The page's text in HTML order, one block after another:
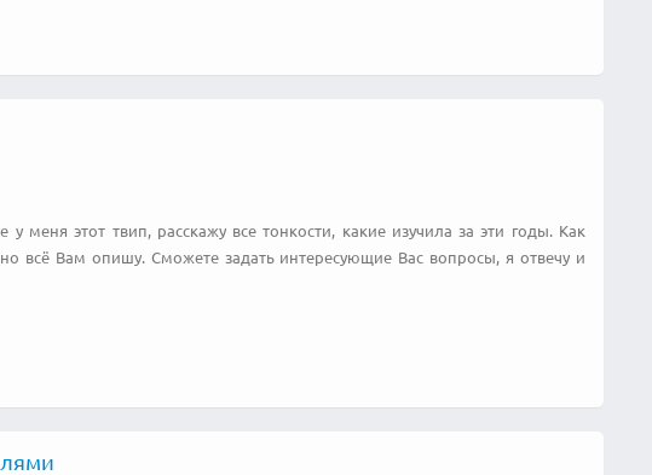
этот твип, расскажу все тонкости, какие изучила за эти годы. Как
всё Вам опишу. Сможете задать интересующие Вас вопросы, я отвечу и